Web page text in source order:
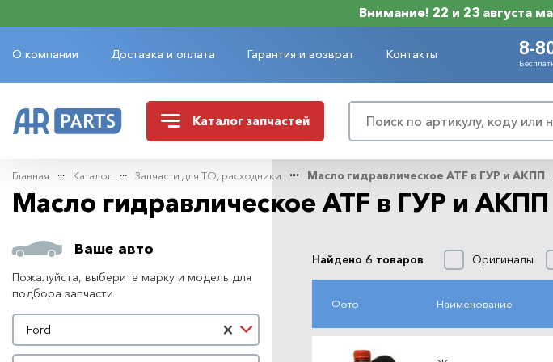
Внимание! 22 и 23 августа
О компании Доставка и оплата Гарантия и возврат Контакты 8-
Каталог запчастей
Главная Каталог Запчасти для ТО, расходники Масло гидравлическое ATF в ГУР и АКПП
Масло гидравлическое ATF в ГУР и АКПП
Ваше авто
Пожалуйста, выберите марку и модель для
подбора запчасти
Марка автомобиля
×
Ford
Найдено 6 товаров Оригиналы
Фото Наименование